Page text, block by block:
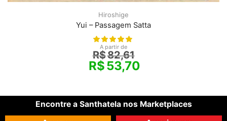
Hiroshige
Yui – Passagem Satta
A partir de
R$82,61
R$53,70
Encontre a Santhatela nos Marketplaces